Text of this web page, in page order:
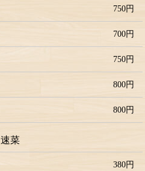
750円
700円
750円
800円
800円
速菜
380円